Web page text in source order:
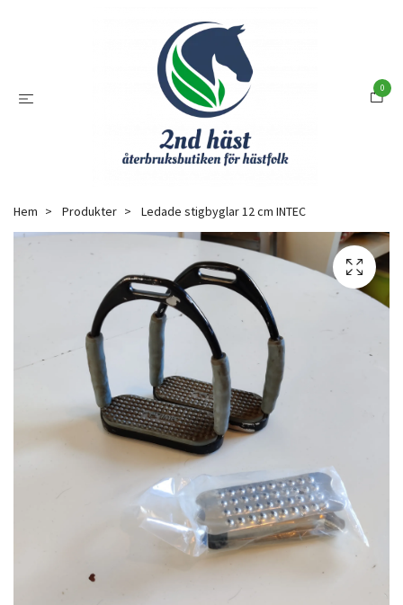
0
Hem Produkter Ledade stigbyglar 12 cm INTEC